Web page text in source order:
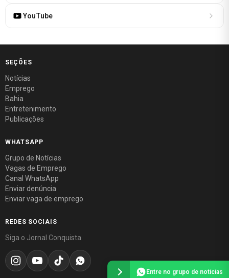
YouTube
SEÇÕES
Notícias
Emprego
Bahia
Entretenimento
Publicações
WHATSAPP
Grupo de Notícias
Vagas de Emprego
Canal WhatsApp
Enviar denúncia
Enviar vaga de emprego
REDES SOCIAIS
Siga o Jornal Conquista
Entre no grupo de notícias